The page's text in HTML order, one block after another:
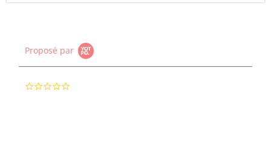
Proposé par